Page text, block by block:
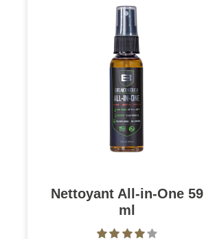
Nettoyant All-in-One 59
ml